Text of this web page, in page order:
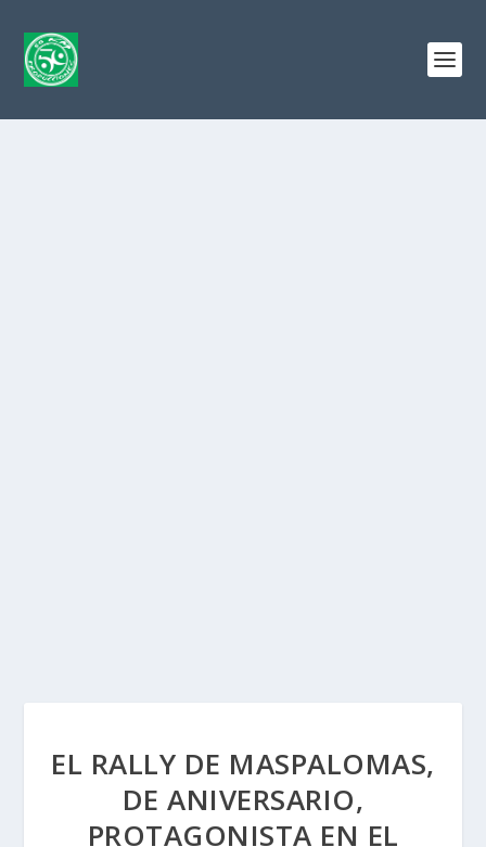
EL RALLY DE MASPALOMAS,
DE ANIVERSARIO,
PROTAGONISTA EN EL